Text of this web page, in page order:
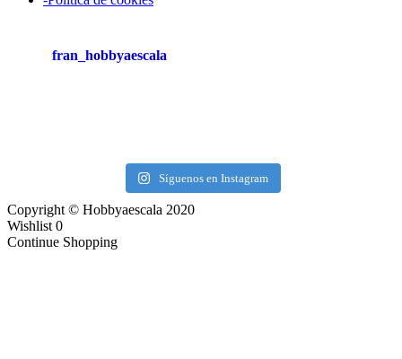
fran_hobbyaescala
Síguenos en Instagram
Copyright © Hobbyaescala 2020
Wishlist 0
Continue Shopping